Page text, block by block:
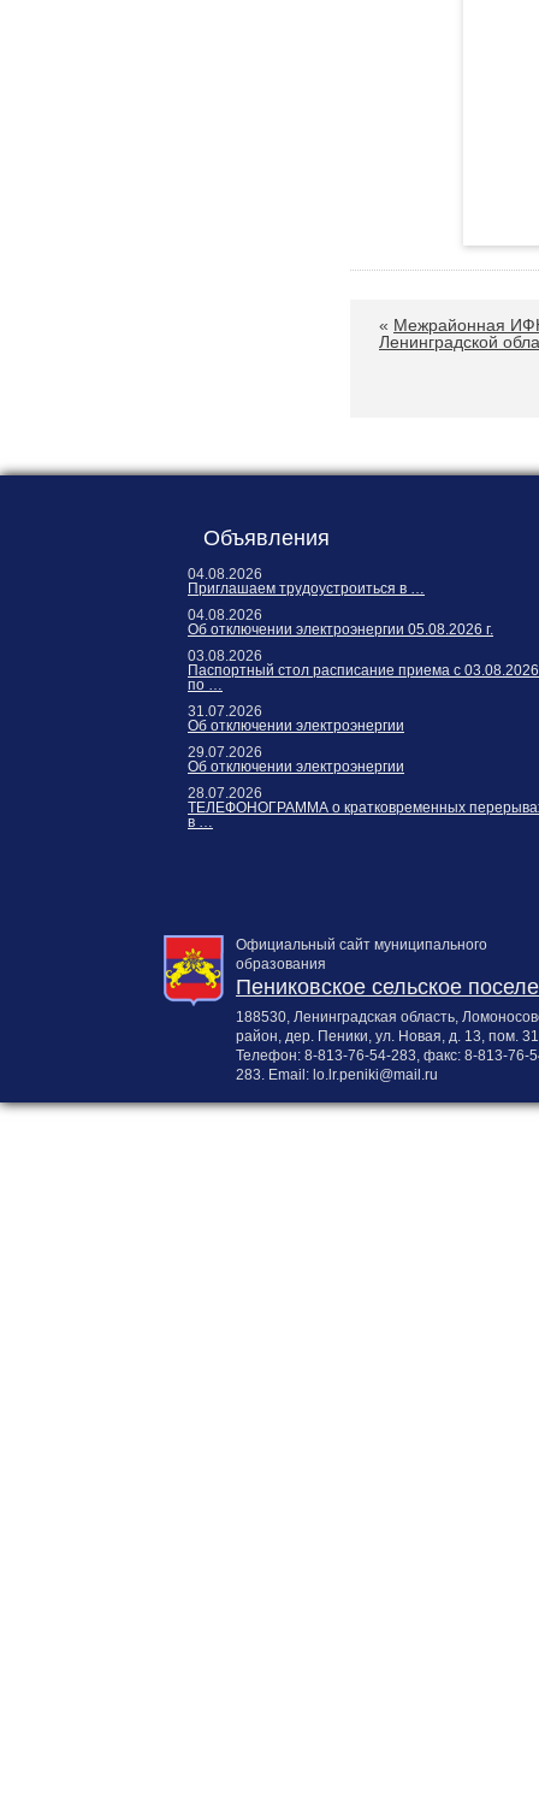
« Межрайонная
Ленинградской
Объявления
04.08.2026
Приглашаем трудоустроиться в …
04.08.2026
Об отключении электроэнергии 05.08.2026 г.
03.08.2026
Паспортный стол расписание приема с 03.08.2026
по …
31.07.2026
Об отключении электроэнергии
29.07.2026
Об отключении электроэнергии
28.07.2026
ТЕЛЕФОНОГРАММА о кратковременных
в …
Официальный сайт муниципального
образования
Пениковское сельское
188530, Ленинградская область,
район, дер. Пеники, ул. Новая, д. 13, пом. 31
Телефон: 8-813-76-54-283, факс: 8-813-76-
283. Email: lo.lr.peniki@mail.ru